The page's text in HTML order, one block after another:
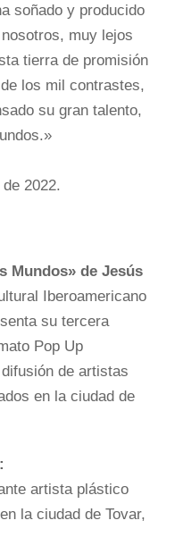
soñado y producido
muy lejos
tierra de promisión
los mil contrastes,
su gran talento,
2022.
Mundos» de Jesús
Iberoamericano
su tercera
Pop Up
de artistas
en la ciudad de
artista plástico
la ciudad de Tovar,